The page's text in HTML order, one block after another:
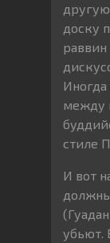
доску
между
стиле
И вот
убьют.